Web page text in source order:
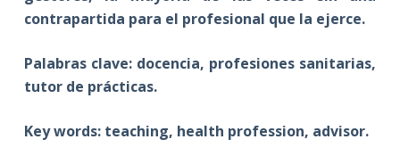
contrapartida para el profesional que la ejerce.
Palabras clave: docencia, profesiones sanitarias,
tutor de prácticas.
Key words: teaching, health profession, advisor.